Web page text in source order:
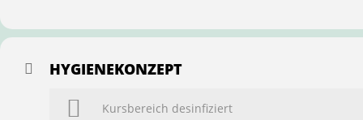
HYGIENEKONZEPT
Kursbereich desinfiziert